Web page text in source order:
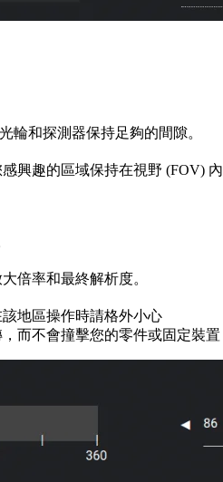
輪和探測器保持足夠的間隙。
興趣的區域保持在視野 (FOV) 內
倍率和最終解析度。
地區操作時請格外小心
而不會撞擊您的零件或固定裝置